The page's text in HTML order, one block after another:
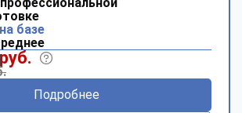
базе
Подробнее